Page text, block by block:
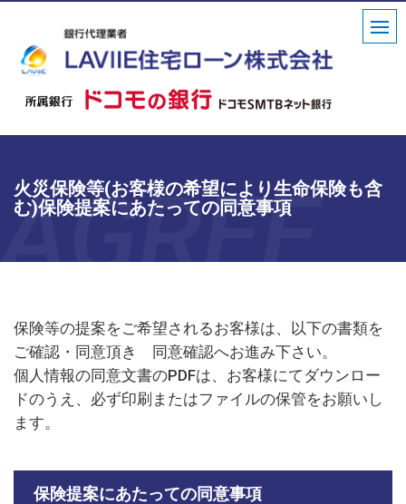
私たちの想い
店舗情報
お問い合せ
来店予約
火災保険等(お客様の希望により生命保険も含
む)保険提案にあたっての同意事項
AGREE
保険等の提案をご希望されるお客様は、以下の書類を
ご確認・同意頂き 同意確認へお進み下さい。
個人情報の同意文書のPDFは、お客様にてダウンロー
ドのうえ、必ず印刷またはファイルの保管をお願いし
ます。
保険提案にあたっての同意事項